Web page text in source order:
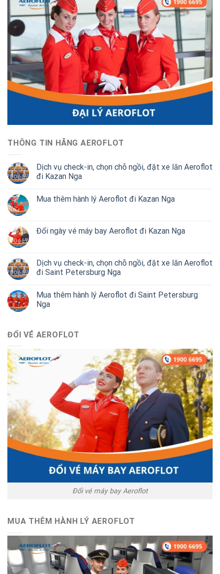
THÔNG TIN HÃNG AEROFLOT
Dịch vụ check-in, chọn chỗ ngồi, đặt xe lăn Aeroflot
đi Kazan Nga
Mua thêm hành lý Aeroflot đi Kazan Nga
Đổi ngày vé máy bay Aeroflot đi Kazan Nga
Dịch vụ check-in, chọn chỗ ngồi, đặt xe lăn Aeroflot
đi Saint Petersburg Nga
Mua thêm hành lý Aeroflot đi Saint Petersburg
Nga
ĐỔI VÉ AEROFLOT
Đổi vé máy bay Aeroflot
MUA THÊM HÀNH LÝ AEROFLOT